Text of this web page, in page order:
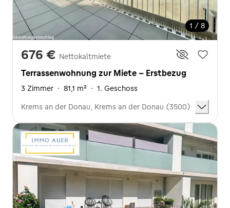
1 / 8
676 € Nettokaltmiete
Terrassenwohnung zur Miete - Erstbezug
3 Zimmer · 81,1 m² · 1. Geschoss
Krems an der Donau, Krems an der Donau (3500)